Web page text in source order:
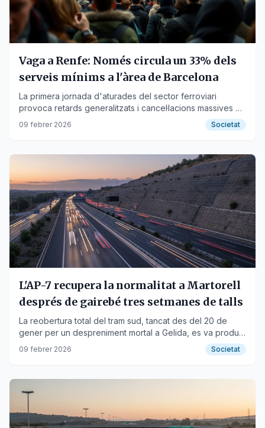
Vaga a Renfe: Només circula un 33% dels
serveis mínims a l'àrea de Barcelona
La primera jornada d'aturades del sector ferroviari
provoca retards generalitzats i cancel·lacions massives a
Rodalies i l'alta velocitat.
09 febrer 2026 Societat
L'AP-7 recupera la normalitat a Martorell
després de gairebé tres setmanes de talls
La reobertura total del tram sud, tancat des del 20 de
gener per un despreniment mortal a Gelida, es va produir
a les 3.00 hores de la matinada.
09 febrer 2026 Societat